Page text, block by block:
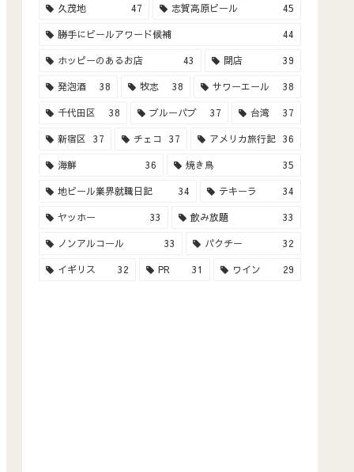
久茂地 47 志賀高原ビール 45
勝手にビールアワード候補 44
ホッピーのあるお店 43 閉店 39
発泡酒 38 牧志 38 サワーエール 38
千代田区 38 ブルーパブ 37 台湾 37
新宿区 37 チェコ 37 アメリカ旅行記 36
海鮮 36 焼き鳥 35
地ビール業界就職日記 34 テキーラ 34
ヤッホー 33 飲み放題 33
ノンアルコール 33 パクチー 32
イギリス 32 PR 31 ワイン 29